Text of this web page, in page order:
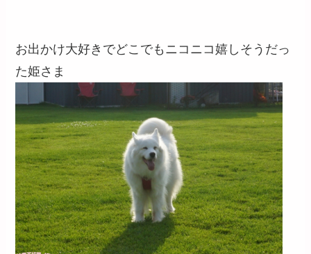
お出かけ大好きでどこでもニコニコ嬉しそうだっ
た姫さま